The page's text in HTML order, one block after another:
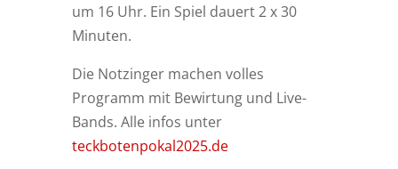
um 16 Uhr. Ein Spiel dauert 2 x 30
Minuten.
Die Notzinger machen volles
Programm mit Bewirtung und Live-
Bands. Alle infos unter
teckbotenpokal2025.de